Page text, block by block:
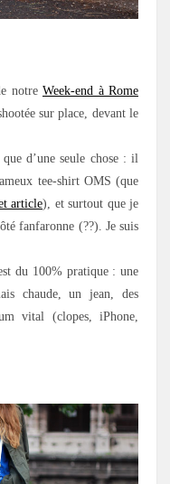
notre Week-end à Rome
sur place, devant le
d’une seule chose : il
tee-shirt OMS (que
article), et surtout que je
fanfaronne (??). Je suis
du 100% pratique : une
chaude, un jean, des
vital (clopes, iPhone,